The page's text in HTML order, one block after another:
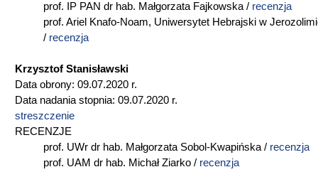
prof. IP PAN dr hab. Małgorzata Fajkowska / recenzja
prof. Ariel Knafo-Noam, Uniwersytet Hebrajski w
/ recenzja
Krzysztof Stanisławski
Data obrony: 09.07.2020 r.
Data nadania stopnia: 09.07.2020 r.
streszczenie
RECENZJE
prof. UWr dr hab. Małgorzata Sobol-Kwapińska / recenzja
prof. UAM dr hab. Michał Ziarko / recenzja